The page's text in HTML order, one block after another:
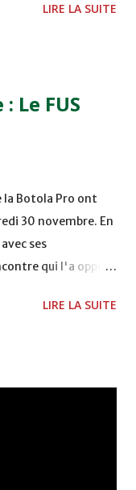
0 - 1 HUSA
SPORTIF
de finale de la
LIRE LA SUITE
Le FUS
la Botola Pro ont
30 novembre. En
ses
qui l'a opposé
38e pour lesLIRE LA SUITE